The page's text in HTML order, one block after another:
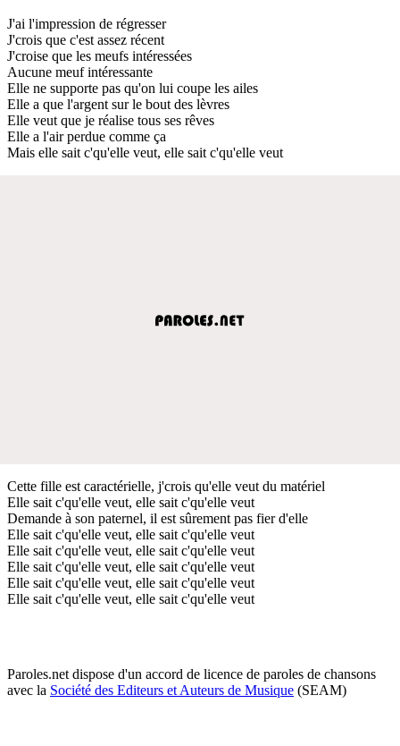
J'ai l'impression de régresser
J'crois que c'est assez récent
J'croise que les meufs intéressées
Aucune meuf intéressante
Elle ne supporte pas qu'on lui coupe les ailes
Elle a que l'argent sur le bout des lèvres
Elle veut que je réalise tous ses rêves
Elle a l'air perdue comme ça
Mais elle sait c'qu'elle veut, elle sait c'qu'elle veut
Cette fille est caractérielle, j'crois qu'elle veut du matériel
Elle sait c'qu'elle veut, elle sait c'qu'elle veut
Demande à son paternel, il est sûrement pas fier d'elle
Elle sait c'qu'elle veut, elle sait c'qu'elle veut
Elle sait c'qu'elle veut, elle sait c'qu'elle veut
Elle sait c'qu'elle veut, elle sait c'qu'elle veut
Elle sait c'qu'elle veut, elle sait c'qu'elle veut
Elle sait c'qu'elle veut, elle sait c'qu'elle veut
Paroles.net dispose d'un accord de licence de paroles de chansons
avec la Société des Editeurs et Auteurs de Musique (SEAM)